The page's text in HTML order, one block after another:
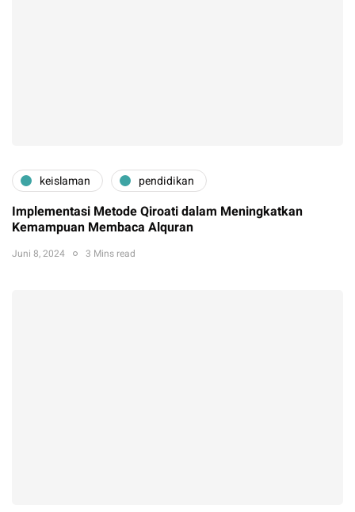
keislaman pendidikan
Implementasi Metode Qiroati dalam Meningkatkan
Kemampuan Membaca Alquran
Juni 8, 2024 3 Mins read